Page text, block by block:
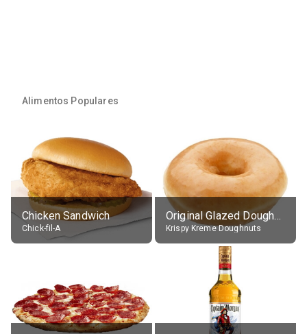
Alimentos Populares
Chicken Sandwich
Chick-fil-A
Original Glazed Doughnut
Krispy Kreme Doughnuts